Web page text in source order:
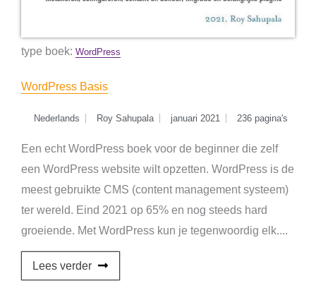
type boek: WordPress
WordPress Basis
Nederlands Roy Sahupala januari 2021 236 pagina's
Een echt WordPress boek voor de beginner die zelf
een WordPress website wilt opzetten. WordPress is de
meest gebruikte CMS (content management systeem)
ter wereld. Eind 2021 op 65% en nog steeds hard
groeiende. Met WordPress kun je tegenwoordig elk....
Lees verder